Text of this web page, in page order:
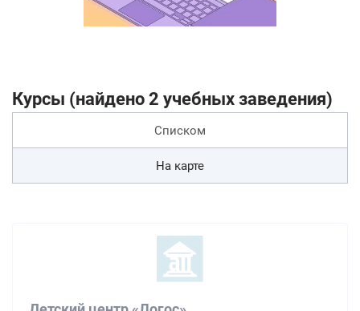
Курсы (найдено 2 учебных заведения)
Списком
На карте